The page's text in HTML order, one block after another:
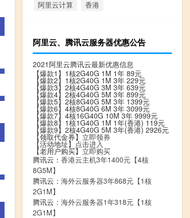
阿里云计算
香港
阿里云、腾讯云服务器优惠公告
2021阿里云腾讯云最新优惠信息
【爆款1】1核2G40G 1M 1年 89元
【爆款2】1核2G40G 1M 3年 229元
【爆款3】2核4G40G 3M 3年 639元
【爆款4】2核4G40G 5M 3年 899元
【爆款5】2核8G40G 5M 3年 1399元
【爆款6】4核8G40G 6M 3年 3099元
【爆款7】4核16G40G 10M 3年 9999元
【爆款8】1核1G40G 1M 1年(香港) 119元
【爆款9】2核4G40G 5M 3年(香港) 2926元
【领取代金券】 立即领券
【活动地址】 点击进入
【老用户购买】立即购买
腾讯云： 香港云主机3年1400元【4核
8G5M】
腾讯云： 海外云服务器3年868元【1核
2G1M】
腾讯云： 海外云服务器1年318元【1核
2G1M】